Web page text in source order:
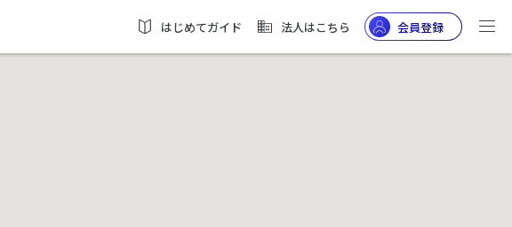
はじめてガイド 法人はこちら 会員登録